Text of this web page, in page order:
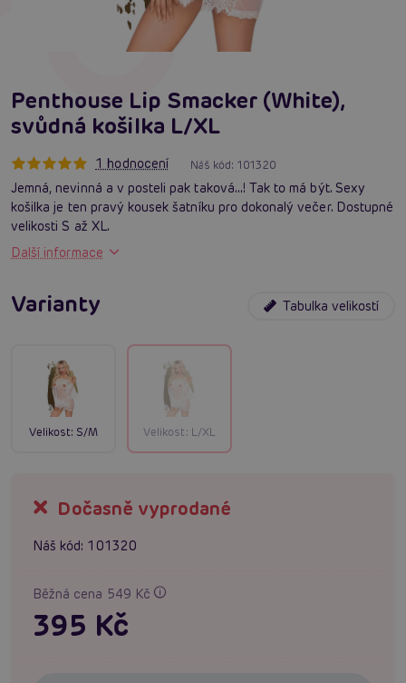
Penthouse Lip Smacker (White),
svůdná košilka L/XL
1 hodnocení Náš kód: 101320
Jemná, nevinná a v posteli pak taková...! Tak to má být. Sexy
košilka je ten pravý kousek šatníku pro dokonalý večer. Dostupné
velikosti S až XL.
Další informace
Varianty Tabulka velikostí
Velikost: S/M Velikost: L/XL
Dočasně vyprodané
Náš kód: 101320
Běžná cena 549 Kč
395 Kč